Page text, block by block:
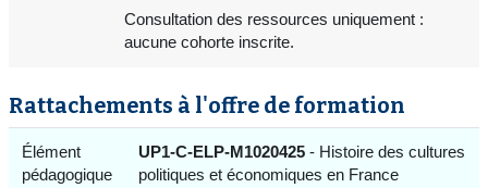
Consultation des ressources uniquement :
aucune cohorte inscrite.
Rattachements à l'offre de formation
Élément
pédagogique
UP1-C-ELP-M1020425 - Histoire des cultures
politiques et économiques en France